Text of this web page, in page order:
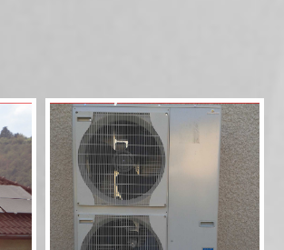
11,5kW Combi